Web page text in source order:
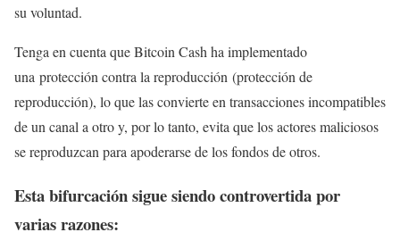
su voluntad.
Tenga en cuenta que Bitcoin Cash ha implementado
una protección contra la reproducción (protección de
reproducción), lo que las convierte en transacciones incompatibles
de un canal a otro y, por lo tanto, evita que los actores maliciosos
se reproduzcan para apoderarse de los fondos de otros.
Esta bifurcación sigue siendo controvertida por
varias razones: